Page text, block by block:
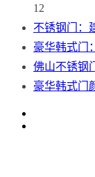
12
不锈钢门：
豪华韩式门
佛山不锈钢
豪华韩式门